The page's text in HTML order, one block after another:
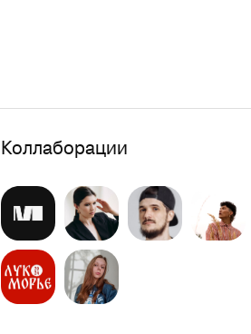
Коллаборации